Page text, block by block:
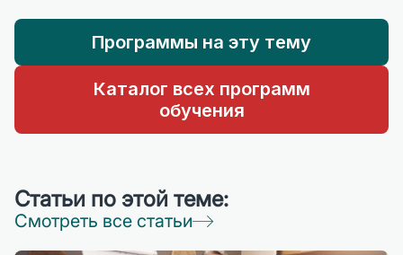
Программы на эту тему
Каталог всех программ
обучения
Статьи по этой теме:
Смотреть все статьи